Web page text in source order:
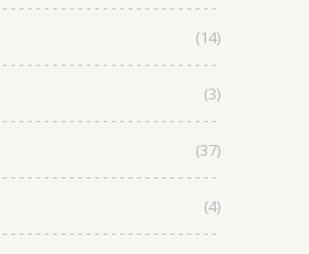
(14)
(3)
(37)
(4)